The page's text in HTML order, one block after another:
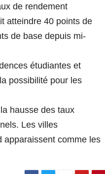
de rendement
atteindre 40 points de
de base depuis mi-
étudiantes et
possibilité pour les
hausse des taux
Les villes
apparaissent comme les